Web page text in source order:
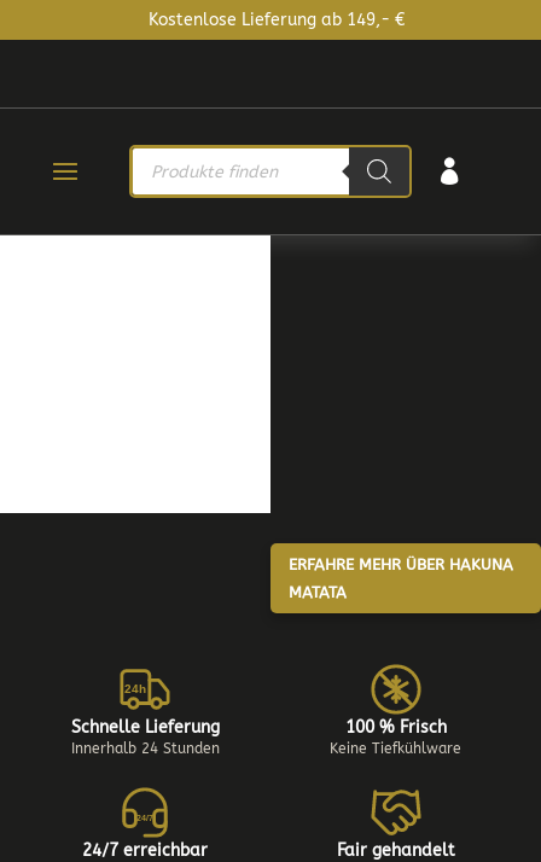
Kostenlose Lieferung ab 149,- €
PRODUCTS
SEARCH

ERFAHRE MEHR ÜBER HAKUNA
MATATA
24h
Schnelle Lieferung
Innerhalb 24 Stunden
100 % Frisch
Keine Tiefkühlware
24/7
24/7 erreichbar Fair gehandelt